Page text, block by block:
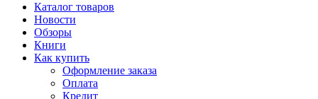
Каталог товаров
Новости
Обзоры
Книги
Как купить
Оформление заказа
Оплата
Кредит